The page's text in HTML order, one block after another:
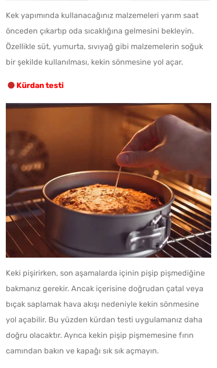
Kek yapımında kullanacağınız malzemeleri yarım saat
önceden çıkartıp oda sıcaklığına gelmesini bekleyin.
Özellikle süt, yumurta, sıvıyağ gibi malzemelerin soğuk
bir şekilde kullanılması, kekin sönmesine yol açar.
Kürdan testi
Keki pişirirken, son aşamalarda içinin pişip pişmediğine
bakmanız gerekir. Ancak içerisine doğrudan çatal veya
bıçak saplamak hava akışı nedeniyle kekin sönmesine
yol açabilir. Bu yüzden kürdan testi uygulamanız daha
doğru olacaktır. Ayrıca kekin pişip pişmemesine fırın
camından bakın ve kapağı sık sık açmayın.